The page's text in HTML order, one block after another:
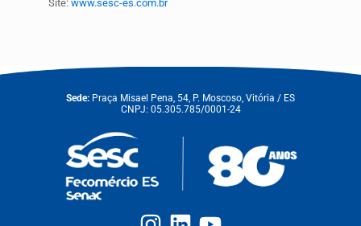
Site: www.sesc-es.com.br
Sede: Praça Misael Pena, 54, P. Moscoso, Vitória / ES
CNPJ: 05.305.785/0001-24